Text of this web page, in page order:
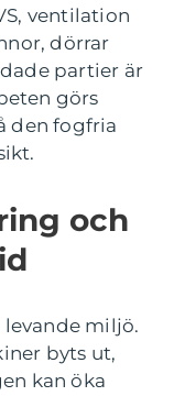
ventilation
dörrar
partier är
görs
den fogfria
och
levande miljö.
byts ut,
kan öka